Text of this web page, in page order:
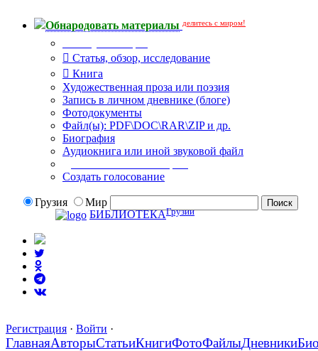
Обнародовать материалы делитесь с миром!
Статья, обзор, исследование
Книга
Художественная проза или поэзия
Запись в личном дневнике (блоге)
Фотодокументы
Файл(ы): PDF\DOC\RAR\ZIP и др.
Биография
Аудиокнига или иной звуковой файл
Создать голосование
Грузия
Мир
БИБЛИОТЕКАГрузии
Регистрация · Войти ·
ГлавнаяАвторыСтатьиКнигиФотоФайлыДневники